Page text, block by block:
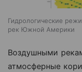
Гидрологические
рек Южной Америки
Воздушными
атмосферные